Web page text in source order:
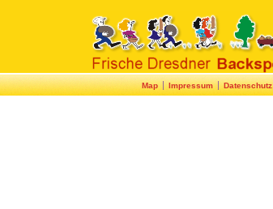
Datenschutz
Impressum
Map